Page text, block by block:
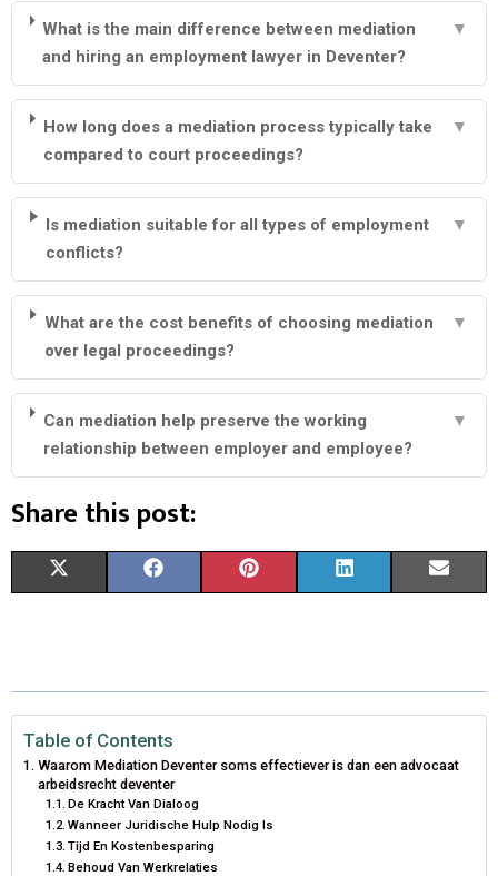
What is the main difference between mediation
and hiring an employment lawyer in Deventer?
▼
How long does a mediation process typically take
compared to court proceedings?
▼
Is mediation suitable for all types of employment
conflicts?
▼
What are the cost benefits of choosing mediation
over legal proceedings?
▼
Can mediation help preserve the working
relationship between employer and employee?
▼
Share this post:
R
O
N
W
T
T
E
R
O
N
E
O
O
K
R
O
T
R
R
O
K
D
R
O
I
Table of Contents
Waarom Mediation Deventer soms effectiever is dan een advocaat
arbeidsrecht deventer
De Kracht Van Dialoog
Wanneer Juridische Hulp Nodig Is
Tijd En Kostenbesparing
Behoud Van Werkrelaties